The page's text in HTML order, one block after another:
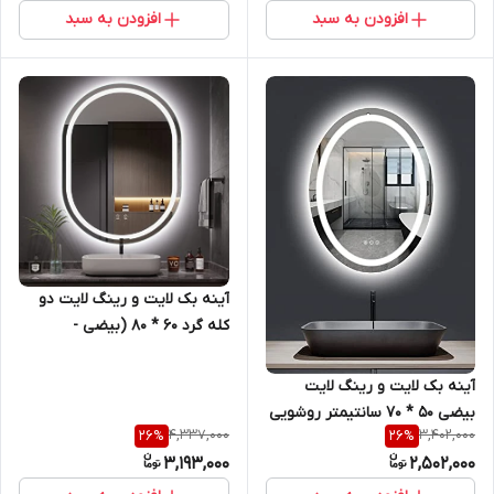
افزودن به سبد افزودن به سبد
آینه بک لایت و رینگ لایت
بیضی 50 * 70 سانتیمتر روشویی
سرویس بهداشتی و اینه کنسول
3,402,000
26%
2,502,000
آینه بک لایت و رینگ لایت دو
کله گرد 60 * 80 (بیضی -
4,337,000
26%
3,193,000